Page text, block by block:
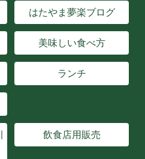
はたやま夢楽ブログ
美味しい食べ方
ランチ
飲食店用販売